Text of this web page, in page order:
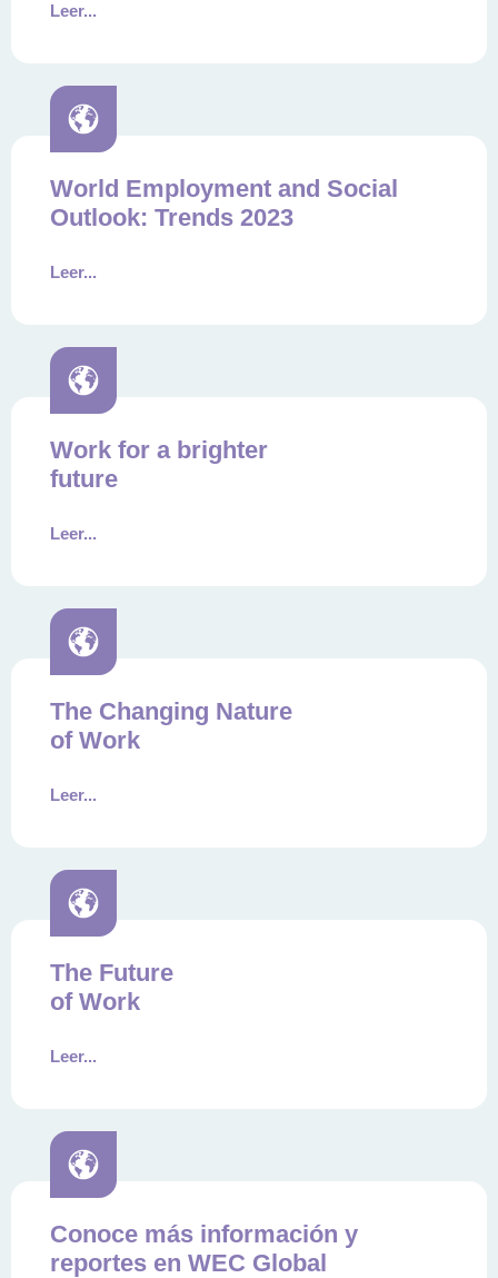
Leer...
World Employment and Social
Outlook: Trends 2023
Leer...
Work for a brighter
future
Leer...
The Changing Nature
of Work
Leer...
The Future
of Work
Leer...
Conoce más información y
reportes en WEC Global